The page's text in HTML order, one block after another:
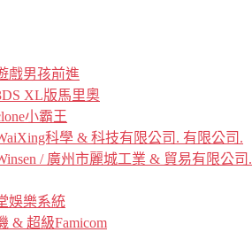
戲男孩前進
XL版馬里奧
小霸王
科學 & 科技有限公司. 有限公司.
/ 廣州市麗城工業 & 貿易有限公司.
娛樂系統
& 超級Famicom